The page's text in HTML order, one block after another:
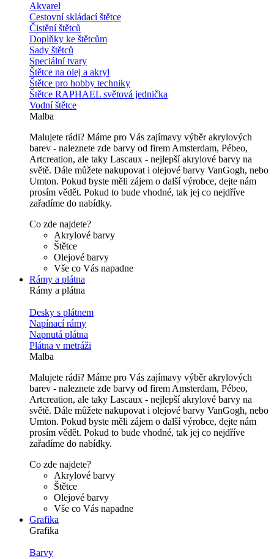
Akvarel
Cestovní skládací štětce
Čistění štětců
Doplňky ke štětcům
Sady štětců
Speciální tvary
Štětce na olej a akryl
Štětce pro hobby techniky
Štětce RAPHAEL světová jednička
Vodní štětce
Malba
Malujete rádi? Máme pro Vás zajímavy výběr akrylových
barev - naleznete zde barvy od firem Amsterdam, Pébeo,
Artcreation, ale taky Lascaux - nejlepší akrylové barvy na
světě. Dále můžete nakupovat i olejové barvy VanGogh, nebo
Umton. Pokud byste měli zájem o další výrobce, dejte nám
prosím vědět. Pokud to bude vhodné, tak jej co nejdříve
zařadíme do nabídky.
Co zde najdete?
Akrylové barvy
Štětce
Olejové barvy
Vše co Vás napadne
Rámy a plátna
Rámy a plátna
Desky s plátnem
Napínací rámy
Napnutá plátna
Plátna v metráži
Malba
Malujete rádi? Máme pro Vás zajímavy výběr akrylových
barev - naleznete zde barvy od firem Amsterdam, Pébeo,
Artcreation, ale taky Lascaux - nejlepší akrylové barvy na
světě. Dále můžete nakupovat i olejové barvy VanGogh, nebo
Umton. Pokud byste měli zájem o další výrobce, dejte nám
prosím vědět. Pokud to bude vhodné, tak jej co nejdříve
zařadíme do nabídky.
Co zde najdete?
Akrylové barvy
Štětce
Olejové barvy
Vše co Vás napadne
Grafika
Grafika
Barvy